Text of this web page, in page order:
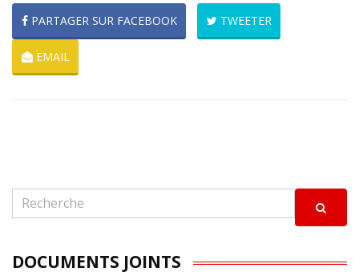
PARTAGER SUR FACEBOOK TWEETER
EMAIL
DOCUMENTS JOINTS